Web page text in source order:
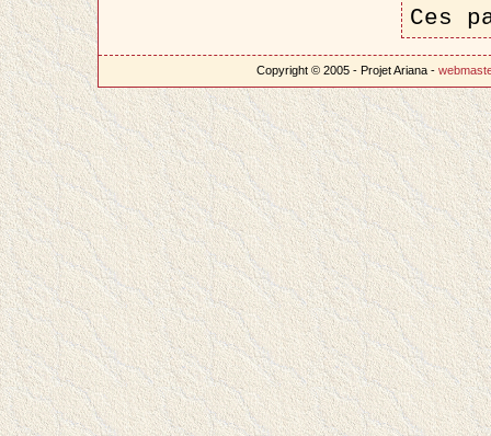
Ces
Copyright © 2005 - Projet Ariana -